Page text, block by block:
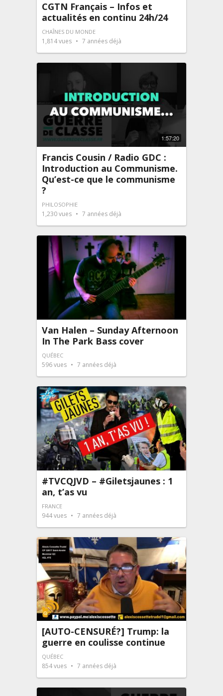
CGTN Français – Infos et
actualités en continu 24h/24
CHAÎNES DU MONDE
1,814vues 7 années déjà
1:57:20
Francis Cousin / Radio GDC :
Introduction au Communisme.
Qu’est-ce que le communisme
?
PHILOSOPHIE
1,230vues 7 années déjà
Van Halen – Sunday Afternoon
In The Park Bass cover
QUÉBEC
596vues 7 années déjà
#TVCQJVD – #Giletsjaunes : 1
an, t’as vu
FRANCE
944vues 7 années déjà
[AUTO-CENSURÉ?] Trump: la
guerre en coulisse continue
QUÉBEC
854vues 7 années déjà